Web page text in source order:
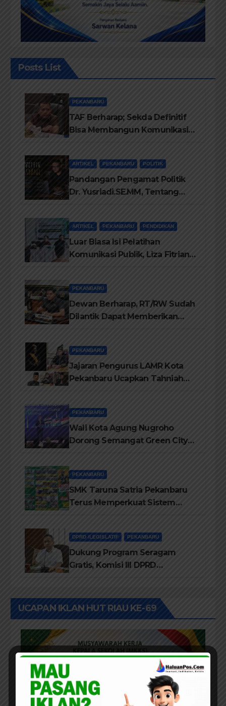
Posts List
PEKANBARU
TAF Berharap; Sekda Definitif
Bisa Membangun Komunikasi
ARTIKEL PEKANBARU POLITIK
Pandangan Pengamat Politik
Dr. Yusriadi.SE.MM, Tentang
ARTIKEL PEKANBARU PENDIDIKAN
Luar Biasa Isi Pelatihan
Komunikasi Publik, Liza Fitriani
PEKANBARU
Dewan Berharap, RT/RW Sudah
Dilantik Dapat Memberikan
PEKANBARU
Jajaran Pengurus LAMR Kota
Pekanbaru Ucapkan Tahniah
PEKANBARU
Wali Kota Agung Nugroho
Dorong Semangat Green City
PEKANBARU
SMK Taruna Satria Pekanbaru
Terus Memperkuat Sistem
DPRD /LEGISLATIF PEKANBARU
Dukung Program Seragam
Gratis, Komisi III DPRD
Diprioritaskan
UCAPAN IKLAN HUT RIAU KE-69